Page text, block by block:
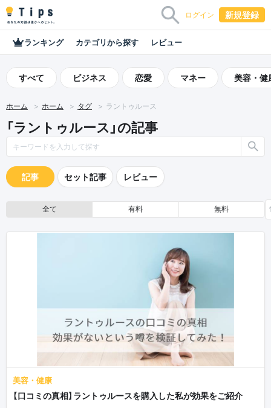
ログイン 新規登録
ランキング カテゴリから探す レビュー
すべて ビジネス 恋愛 マネー 美容・健
ホーム ホーム タグ ラントゥルース
「ラントゥルース」の記事
記事 セット記事 レビュー
全て 有料 無料
美容・健康
【口コミの真相】ラントゥルースを購入した私が効果をご紹介